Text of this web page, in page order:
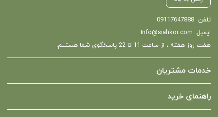
تلفن 09117647888
ایمیل Info@siahkor.com
هفت روز هفته ، از ساعت 11 تا 22 پاسخگوی شما هستیم.
خدمات مشتریان
راهنمای خرید